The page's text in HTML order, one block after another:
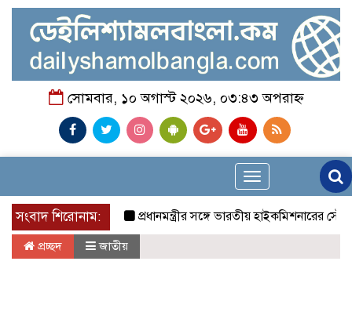
সোমবার, ১০ অগাস্ট ২০২৬, ০৩:৪৩ অপরাহ্ন
Toggle
navigation
সংবাদ শিরোনাম:প্রধানমন্ত্রীর সঙ্গে ভারতীয় হাইকমিশনারের সৌজন্য
প্রচ্ছদ জাতীয়